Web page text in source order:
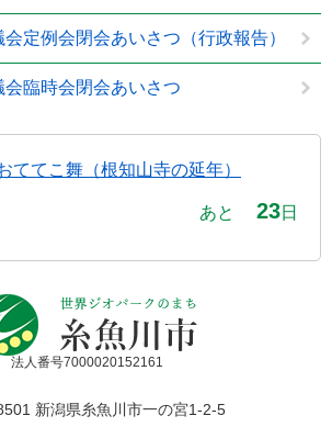
定例会閉会あいさつ（行政報告）
臨時会閉会あいさつ
ててこ舞（根知山寺の延年）
あと 23日
法人番号7000020152161
新潟県糸魚川市一の宮1-2-5